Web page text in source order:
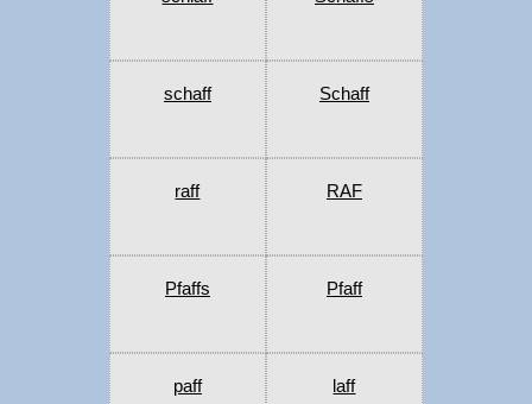
schaff Schaff
raff RAF
Pfaffs Pfaff
paff laff